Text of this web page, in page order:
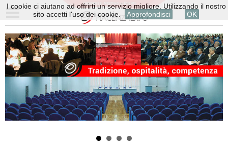
I cookie ci aiutano ad offrirti un servizio migliore. Utilizzando il nostro
sito accetti l'uso dei cookie.
Approfondisci OK